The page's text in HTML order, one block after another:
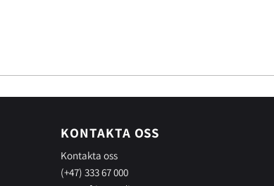
KONTAKTA OSS
Kontakta oss
(+47) 333 67 000